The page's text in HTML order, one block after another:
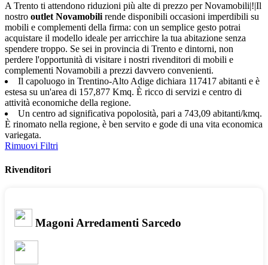
A Trento ti attendono riduzioni più alte di prezzo per Novamobili|!|Il
nostro outlet Novamobili rende disponibili occasioni imperdibili su
mobili e complementi della firma: con un semplice gesto potrai
acquistare il modello ideale per arricchire la tua abitazione senza
spendere troppo. Se sei in provincia di Trento e dintorni, non
perdere l'opportunità di visitare i nostri rivenditori di mobili e
complementi Novamobili a prezzi davvero convenienti.
Il capoluogo in Trentino-Alto Adige dichiara 117417 abitanti e è
estesa su un'area di 157,877 Kmq. È ricco di servizi e centro di
attività economiche della regione.
Un centro ad significativa popolosità, pari a 743,09 abitanti/kmq.
È rinomato nella regione, è ben servito e gode di una vita economica
variegata.
Rimuovi Filtri
Rivenditori
Magoni Arredamenti Sarcedo